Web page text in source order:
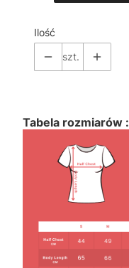
Ilość
szt.
Tabela rozmiarów :